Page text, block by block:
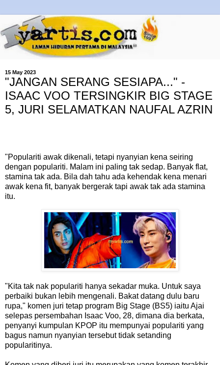
15 May 2023
"JANGAN SERANG SESIAPA..." -
ISAAC VOO TERSINGKIR BIG STAGE
5, JURI SELAMATKAN NAUFAL AZRIN
"Populariti awak dikenali, tetapi nyanyian kena seiring
dengan populariti. Malam ini paling tak sedap. Banyak flat,
stamina tak ada. Bila dah tahu ada kehendak kena menari
awak kena fit, banyak bergerak tapi awak tak ada stamina
itu.
"Kita tak nak populariti hanya sekadar muka. Untuk saya
perbaiki bukan lebih mengenali. Bakat datang dulu baru
rupa," komen juri tetap program Big Stage (BS5) iaitu Ajai
selepas persembahan Isaac Voo, 28, dimana dia berkata,
penyanyi kumpulan KPOP itu mempunyai populariti yang
bagus namun nyanyian tersebut tidak setanding
popularitinya.